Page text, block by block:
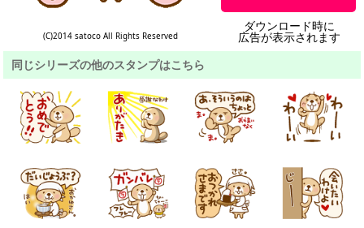
(C)2014 satoco All Rights Reserved
ダウンロード時に
広告が表示されます
同じシリーズの他のスタンプはこちら